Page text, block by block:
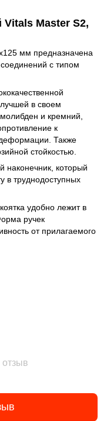
Vitals Master S2,
мм предназначена
с типом
в своем
и кремний,
к
Также
стойкостью.
наконечник, который
в труднодоступных
удобно лежит в
ручек
от прилагаемого